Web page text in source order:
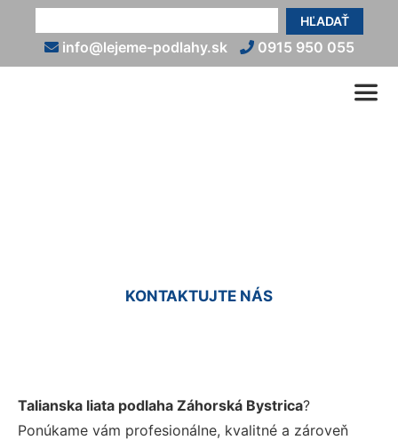
HĽADAŤ
info@lejeme-podlahy.sk 0915 950 055
KONTAKTUJTE NÁS
Talianska liata podlaha Záhorská Bystrica?
Ponúkame vám profesionálne, kvalitné a zároveň